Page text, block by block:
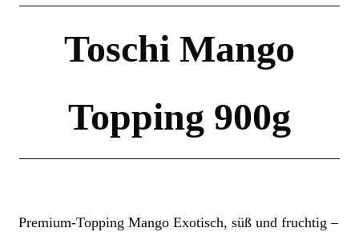
Toschi Mango
Topping 900g
Premium-Topping Mango Exotisch, süß und fruchtig –